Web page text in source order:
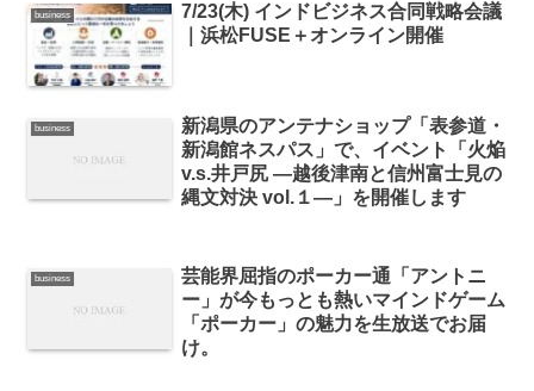
business
7/23(木) インドビジネス合同戦略会議
｜浜松FUSE＋オンライン開催
business
新潟県のアンテナショップ「表参道・
新潟館ネスパス」で、イベント「火焔
v.s.井戸尻 ―越後津南と信州富士見の
縄文対決 vol.１―」を開催します
business
芸能界屈指のポーカー通「アントニ
ー」が今もっとも熱いマインドゲーム
「ポーカー」の魅力を生放送でお届
け。